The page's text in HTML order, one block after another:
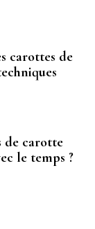
carottes de
de carotte
le temps ?